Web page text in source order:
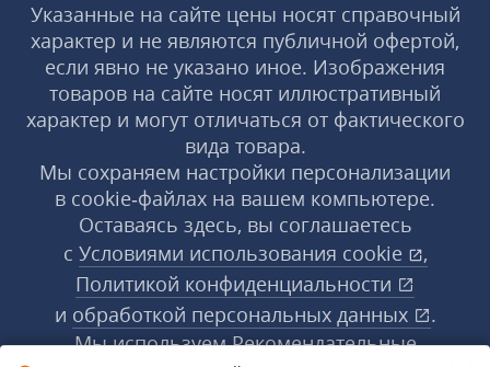
Указанные на сайте цены носят справочный
характер и не являются публичной офертой,
если явно не указано иное. Изображения
товаров на сайте носят иллюстративный
характер и могут отличаться от фактического
вида товара.
Мы сохраняем настройки персонализации
в cookie‑файлах на вашем компьютере.
Оставаясь здесь, вы соглашаетесь
с Условиями использования cookie
,
Политикой конфиденциальности
и обработкой персональных данных
.
Мы используем Рекомендательные